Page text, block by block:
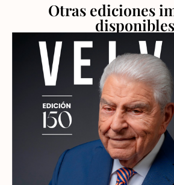
Otras ediciones
disponibles